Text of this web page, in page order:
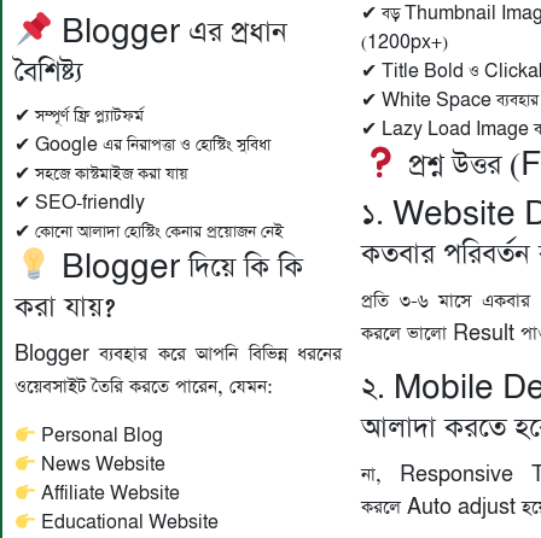
Blogger এর প্রধান
বৈশিষ্ট্য
✔ সম্পূর্ণ ফ্রি প্ল্যাটফর্ম
✔ Google এর নিরাপত্তা ও হোস্টিং সুবিধা
✔ সহজে কাস্টমাইজ করা যায়
✔ SEO-friendly
✔ কোনো আলাদা হোস্টিং কেনার প্রয়োজন নেই
Blogger দিয়ে কি কি
করা যায়?
Blogger ব্যবহার করে আপনি বিভিন্ন ধরনের
ওয়েবসাইট তৈরি করতে পারেন, যেমন:
Personal Blog
News Website
Affiliate Website
Educational Website
✔ বড় Thumbnail
(1200px+)
✔ Title Bold ও
✔ White Space
✔ Lazy Load Image
প্রশ্ন উত্তর
১. Website
কতবার
প্রতি ৩-৬ মাসে
করলে ভালো Result
২. Mobile
আলাদা করতে
না, Responsive
করলে Auto adjust